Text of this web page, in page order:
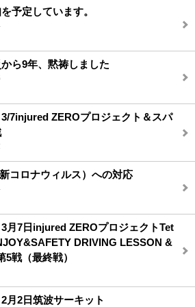
予定しています。
ら9年、黙祷しました
3/7injured ZEROプロジェクト＆スパ
コロナウィルス）への対応
3月7日injured ZEROプロジェクトTet
DRIVING LESSON &
5戦（最終戦）
月2日筑波サーキット